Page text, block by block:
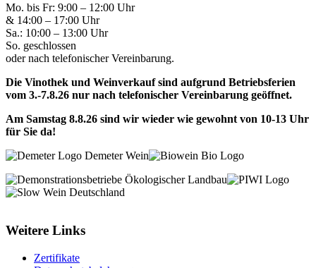
Mo. bis Fr: 9:00 – 12:00 Uhr
& 14:00 – 17:00 Uhr
Sa.: 10:00 – 13:00 Uhr
So. geschlossen
oder nach telefonischer Vereinbarung.
Die Vinothek und Weinverkauf sind aufgrund Betriebsferien
vom 3.-7.8.26 nur nach telefonischer Vereinbarung geöffnet.
Am Samstag 8.8.26 sind wir wieder wie gewohnt von 10-13 Uhr
für Sie da!
Weitere Links
Zertifikate